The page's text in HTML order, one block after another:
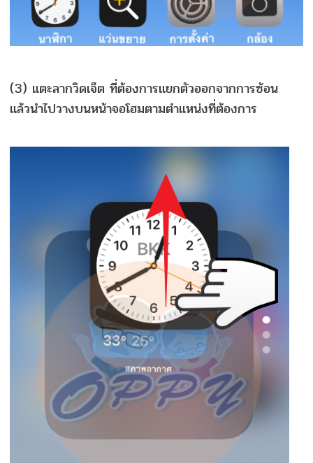
(3) แตะลากวิดเจ็ต ที่ต้องการแยกตัวออกจากการซ้อน
แล้วนำไปวางบนหน้าจอโฮมตามตำแหน่งที่ต้องการ